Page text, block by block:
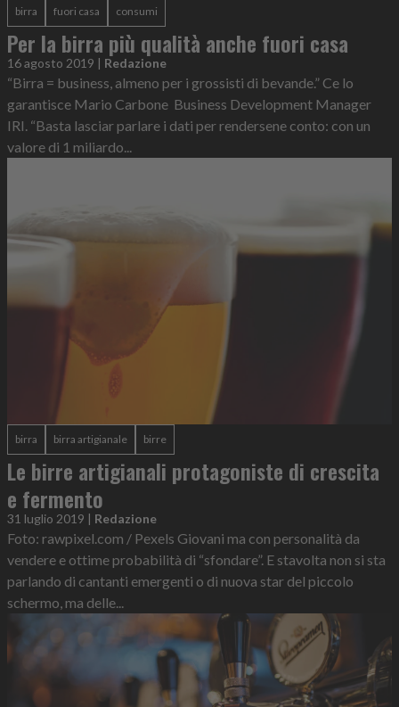
birra fuori casa consumi
Per la birra più qualità anche fuori casa
16 agosto 2019 | Redazione
“Birra = business, almeno per i grossisti di bevande.” Ce lo
garantisce Mario Carbone Business Development Manager
IRI. “Basta lasciar parlare i dati per rendersene conto: con un
valore di 1 miliardo...
birra birra artigianale birre
Le birre artigianali protagoniste di crescita
e fermento
31 luglio 2019 | Redazione
Foto: rawpixel.com / Pexels Giovani ma con personalità da
vendere e ottime probabilità di “sfondare”. E stavolta non si sta
parlando di cantanti emergenti o di nuova star del piccolo
schermo, ma delle...